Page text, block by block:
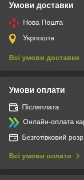
Умови доставки
Нова Пошта
Укрпошта
Всі умови доставки
Умови оплати
Післяплата
Онлайн-оплата
Безготівковий
Всі умови оплати